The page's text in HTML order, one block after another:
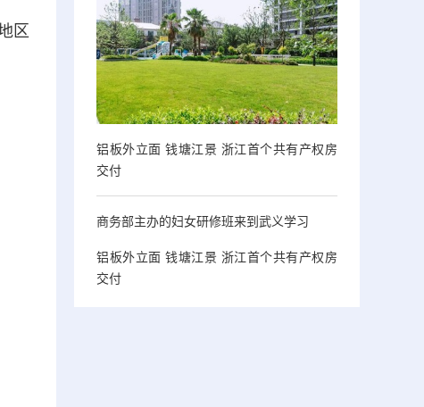
区
铝板外立面 钱塘江景 浙江首个共有产权房
交付
商务部主办的妇女研修班来到武义学习
铝板外立面 钱塘江景 浙江首个共有产权房
交付